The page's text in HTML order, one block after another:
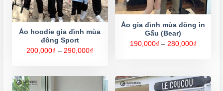
Áo hoodie gia đình mùa
đông Sport
200,000₫ – 290,000₫
đến
290,000₫
Áo gia đình mùa đông in
Gấu (Bear)
190,000₫ – 280,000₫Khoảng